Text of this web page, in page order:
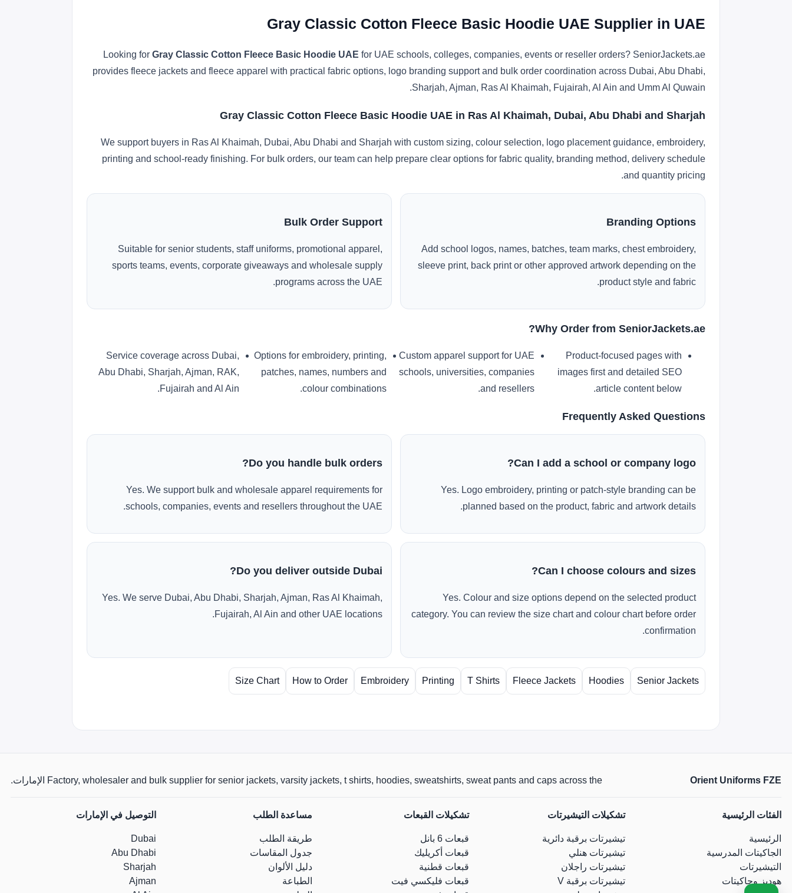
Gray Classic Cotton Fleece Basic Hoodie UAE Supplier in UAE
Looking for Gray Classic Cotton Fleece Basic Hoodie UAE for UAE schools, colleges, companies, events or reseller orders? SeniorJackets.ae
provides fleece jackets and fleece apparel with practical fabric options, logo branding support and bulk order coordination across Dubai, Abu Dhabi,
Sharjah, Ajman, Ras Al Khaimah, Fujairah, Al Ain and Umm Al Quwain.
Gray Classic Cotton Fleece Basic Hoodie UAE in Ras Al Khaimah, Dubai, Abu Dhabi and Sharjah
We support buyers in Ras Al Khaimah, Dubai, Abu Dhabi and Sharjah with custom sizing, colour selection, logo placement guidance, embroidery,
printing and school-ready finishing. For bulk orders, our team can help prepare clear options for fabric quality, branding method, delivery schedule
and quantity pricing.
Branding Options
Add school logos, names, batches, team marks, chest embroidery,
sleeve print, back print or other approved artwork depending on the
product style and fabric.
Bulk Order Support
Suitable for senior students, staff uniforms, promotional apparel,
sports teams, events, corporate giveaways and wholesale supply
programs across the UAE.
Why Order from SeniorJackets.ae?
Product-focused pages with
images first and detailed SEO
article content below.
Custom apparel support for UAE
schools, universities, companies
and resellers.
Options for embroidery, printing,
patches, names, numbers and
colour combinations.
Service coverage across Dubai,
Abu Dhabi, Sharjah, Ajman, RAK,
Fujairah and Al Ain.
Frequently Asked Questions
Can I add a school or company logo?
Yes. Logo embroidery, printing or patch-style branding can be
planned based on the product, fabric and artwork details.
Do you handle bulk orders?
Yes. We support bulk and wholesale apparel requirements for
schools, companies, events and resellers throughout the UAE.
Can I choose colours and sizes?
Yes. Colour and size options depend on the selected product
category. You can review the size chart and colour chart before order
confirmation.
Do you deliver outside Dubai?
Yes. We serve Dubai, Abu Dhabi, Sharjah, Ajman, Ras Al Khaimah,
Fujairah, Al Ain and other UAE locations.
Senior Jackets
Hoodies
Fleece Jackets
T Shirts
Printing
Embroidery
How to Order
Size Chart
Orient Uniforms FZE Factory, wholesaler and bulk supplier for senior jackets, varsity jackets, t shirts, hoodies, sweatshirts, sweat pants and caps across the الإمارات.
الفئات الرئيسية
الرئيسية
الجاكيتات المدرسية
التيشيرتات
هوديز وجاكيتات
تشكيلات التيشيرتات
تيشيرتات برقبة دائرية
تيشيرتات هنلي
تيشيرتات راجلان
تيشيرتات برقبة V
تشكيلات القبعات
قبعات 6 بانل
قبعات أكريليك
قبعات قطنية
قبعات فليكسي فيت
مساعدة الطلب
طريقة الطلب
جدول المقاسات
دليل الألوان
الطباعة
التوصيل في الإمارات
Dubai
Abu Dhabi
Sharjah
Ajman